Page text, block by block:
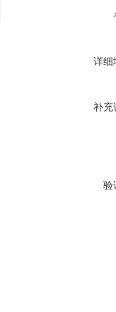
详细
补充
验